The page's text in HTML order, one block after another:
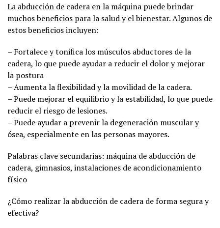
La abducción de cadera en la máquina puede brindar
muchos beneficios para la salud y el bienestar. Algunos de
estos beneficios incluyen:
– Fortalece y tonifica los músculos abductores de la
cadera, lo que puede ayudar a reducir el dolor y mejorar
la postura
– Aumenta la flexibilidad y la movilidad de la cadera.
– Puede mejorar el equilibrio y la estabilidad, lo que puede
reducir el riesgo de lesiones.
– Puede ayudar a prevenir la degeneración muscular y
ósea, especialmente en las personas mayores.
Palabras clave secundarias: máquina de abducción de
cadera, gimnasios, instalaciones de acondicionamiento
físico
¿Cómo realizar la abducción de cadera de forma segura y
efectiva?